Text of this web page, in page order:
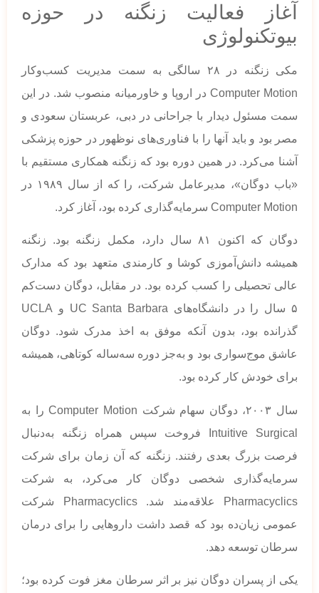
آغاز فعالیت زنگنه در حوزه
بیوتکنولوژی
مکی زنگنه در ۲۸ سالگی به سمت مدیریت کسب‌وکار
Computer Motion در اروپا و خاورمیانه منصوب شد. در این
سمت مسئول دیدار با جراحانی در دبی، عربستان سعودی و
مصر بود و باید آنها را با فناوری‌های نوظهور در حوزه پزشکی
آشنا می‌کرد. در همین دوره بود که زنگنه همکاری مستقیم با
«باب دوگان»، مدیرعامل شرکت، را که از سال ۱۹۸۹ در
Computer Motion سرمایه‌گذاری کرده بود، آغاز کرد.
دوگان که اکنون ۸۱ سال دارد، مکمل زنگنه بود. زنگنه
همیشه دانش‌آموزی کوشا و کارمندی متعهد بود که مدارک
عالی تحصیلی را کسب کرده بود. در مقابل، دوگان دست‌کم
۵ سال را در دانشگاه‌های UC Santa Barbara و UCLA
گذرانده بود، بدون آنکه موفق به اخذ مدرک شود. دوگان
عاشق موج‌سواری بود و به‌جز دوره‌ سه‌ساله کوتاهی، همیشه
برای خودش کار کرده بود.
سال ۲۰۰۳، دوگان سهام شرکت Computer Motion را به
Intuitive Surgical فروخت سپس همراه زنگنه به‌دنبال
فرصت بزرگ بعدی رفتند. زنگنه که آن زمان برای شرکت
سرمایه‌گذاری شخصی دوگان کار می‌کرد، به شرکت
Pharmacyclics علاقه‌مند شد. Pharmacyclics شرکت
عمومی زیان‌ده بود که قصد داشت داروهایی را برای درمان
سرطان توسعه دهد.
یکی از پسران دوگان نیز بر اثر سرطان مغز فوت کرده بود؛